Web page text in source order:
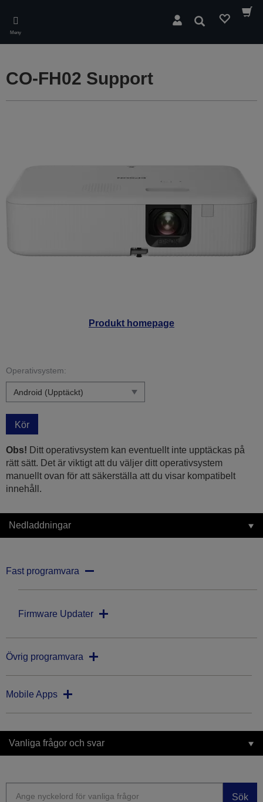
main
content
Meny
Sök
Produkt homepage
CO-FH02 Support
Operativsystem:
Kör
Obs! Ditt operativsystem kan eventuellt inte upptäckas på
rätt sätt. Det är viktigt att du väljer ditt operativsystem
manuellt ovan för att säkerställa att du visar kompatibelt
innehåll.
Nedladdningar
Fast programvara
Firmware Updater
Övrig programvara
Mobile Apps
Vanliga frågor och svar
Sök